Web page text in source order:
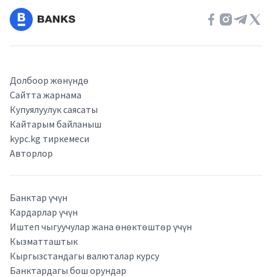
Долбоор жөнүндө
Сайтта жарнама
Купуялуулук саясаты
Кайтарым байланыш
kypc.kg тиркемеси
Авторлор
Банктар үчүн
Кардарлар үчүн
Иштеп чыгуучулар жана өнөктөштөр үчүн
Кызматташтык
Кыргызстандагы валюталар курсу
Банктардагы бош орундар